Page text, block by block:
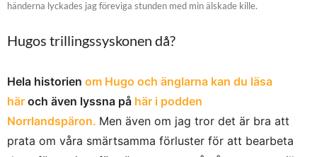
händerna lyckades jag föreviga stunden med min älskade kille.
Hugos trillingssyskonen då?
Hela historien om Hugo och änglarna kan du läsa
här och även lyssna på här i podden
Norrlandspäron. Men även om jag tror det är bra att
prata om våra smärtsamma förluster för att bearbeta